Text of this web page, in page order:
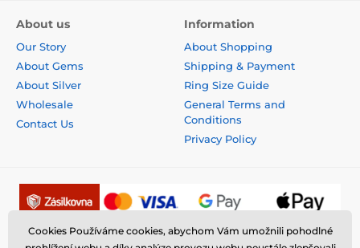
About us
Our Story
About Gems
About Silver
Wholesale
Contact Us
Information
About Shopping
Shipping & Payment
Ring Size Guide
General Terms and
Conditions
Privacy Policy
Cookies Používáme cookies, abychom Vám umožnili pohodlné